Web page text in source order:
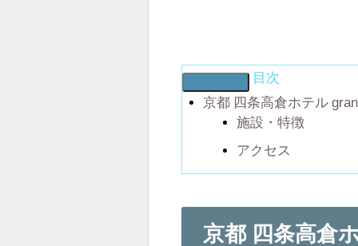
目次
京都 四条高倉ホテル
施設・特徴
アクセス
京都 四条高倉